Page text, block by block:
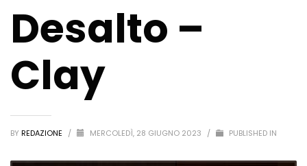
Desalto –
Clay
BY REDAZIONE / MERCOLEDÌ, 28 GIUGNO 2023 / PUBLISHED IN